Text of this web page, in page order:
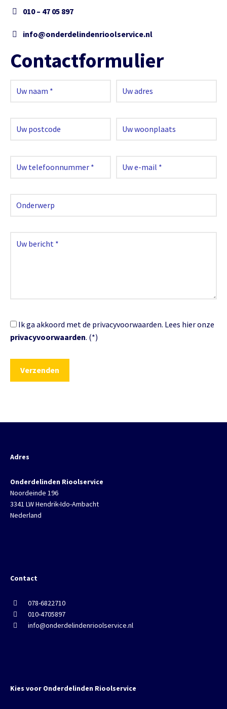
010 – 47 05 897
info@onderdelindenrioolservice.nl
Contactformulier
Ik ga akkoord met de privacyvoorwaarden. Lees hier onze
privacyvoorwaarden. (*)
Adres
Onderdelinden Rioolservice
Noordeinde 196
3341 LW Hendrik-Ido-Ambacht
Nederland
Contact
078-6822710
010-4705897
info@onderdelindenrioolservice.nl
Kies voor Onderdelinden Rioolservice